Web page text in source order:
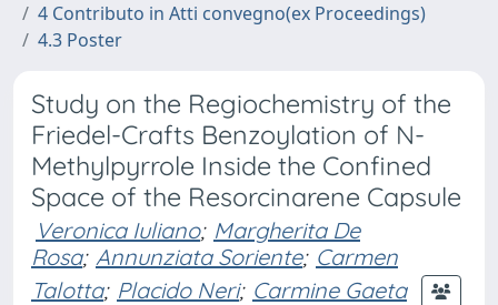
4 Contributo in Atti convegno(ex Proceedings)
4.3 Poster
Study on the Regiochemistry of the
Friedel-Crafts Benzoylation of N-
Methylpyrrole Inside the Confined
Space of the Resorcinarene Capsule
Veronica Iuliano; Margherita De
Rosa; Annunziata Soriente; Carmen
Talotta; Placido Neri; Carmine Gaeta